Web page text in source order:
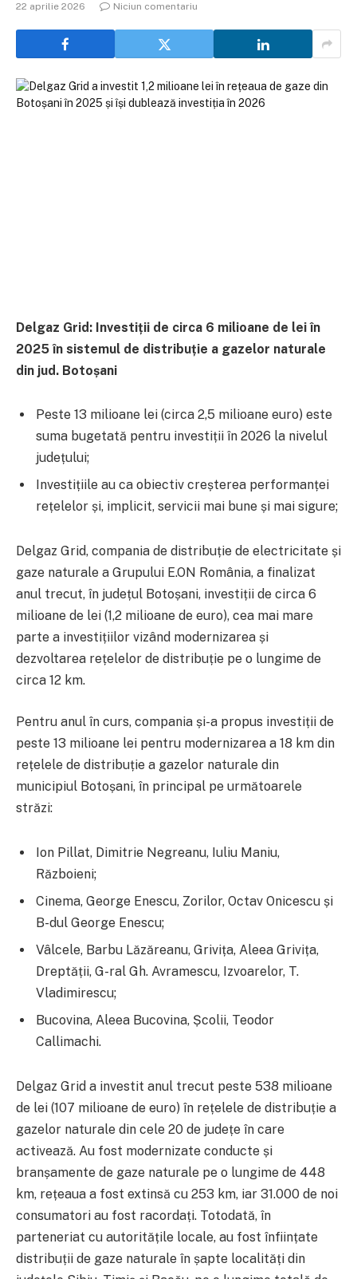
22 aprilie 2026 Niciun comentariu
Delgaz Grid: Investiții de circa 6 milioane de lei în
2025 în sistemul de distribuție a gazelor naturale
din jud. Botoșani
Peste 13 milioane lei (circa 2,5 milioane euro) este
suma bugetată pentru investiții în 2026 la nivelul
județului;
Investițiile au ca obiectiv creșterea performanței
rețelelor și, implicit, servicii mai bune și mai sigure;
Delgaz Grid, compania de distribuție de electricitate și
gaze naturale a Grupului E.ON România, a finalizat
anul trecut, în județul Botoșani, investiții de circa 6
milioane de lei (1,2 milioane de euro), cea mai mare
parte a investițiilor vizând modernizarea și
dezvoltarea rețelelor de distribuție pe o lungime de
circa 12 km.
Pentru anul în curs, compania și-a propus investiții de
peste 13 milioane lei pentru modernizarea a 18 km din
rețelele de distribuție a gazelor naturale din
municipiul Botoșani, în principal pe următoarele
străzi:
Ion Pillat, Dimitrie Negreanu, Iuliu Maniu,
Războieni;
Cinema, George Enescu, Zorilor, Octav Onicescu și
B-dul George Enescu;
Vâlcele, Barbu Lăzăreanu, Grivița, Aleea Grivița,
Dreptății, G-ral Gh. Avramescu, Izvoarelor, T.
Vladimirescu;
Bucovina, Aleea Bucovina, Școlii, Teodor
Callimachi.
Delgaz Grid a investit anul trecut peste 538 milioane
de lei (107 milioane de euro) în rețelele de distribuție a
gazelor naturale din cele 20 de județe în care
activează. Au fost modernizate conducte și
branșamente de gaze naturale pe o lungime de 448
km, rețeaua a fost extinsă cu 253 km, iar 31.000 de noi
consumatori au fost racordați. Totodată, în
parteneriat cu autoritățile locale, au fost înființate
distribuții de gaze naturale în șapte localități din